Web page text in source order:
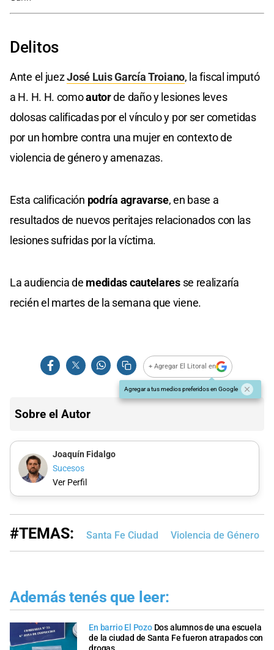
Delitos
Ante el juezJosé Luis García Troiano, la fiscal imputó
a H. H. H. comoautorde daño y lesiones leves
dolosas calificadas por el vínculo y por ser cometidas
por un hombre contra una mujer en contexto de
violencia de género y amenazas.
Esta calificación podría agravarse, en base a
resultados de nuevos peritajes relacionados con las
lesiones sufridas por la víctima.
La audiencia de medidas cautelaresse realizaría
recién el martes de la semana que viene.
+ Agregar El Litoral en
Agregar a tus medios preferidos en Google
Sobre el Autor
Joaquín Fidalgo
Sucesos
Ver Perfil
#TEMAS: Santa Fe Ciudad Violencia de Género
Además tenés que leer:
En barrio El Pozo Dos alumnos de una escuela
de la ciudad de Santa Fe fueron atrapados con